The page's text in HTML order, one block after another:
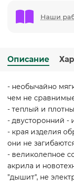
Наши
Описание
- необычайно
чем не
- теплый и
- двусторонний -
- края изделия
они не
- великолепное
акрила и
"дышит", не